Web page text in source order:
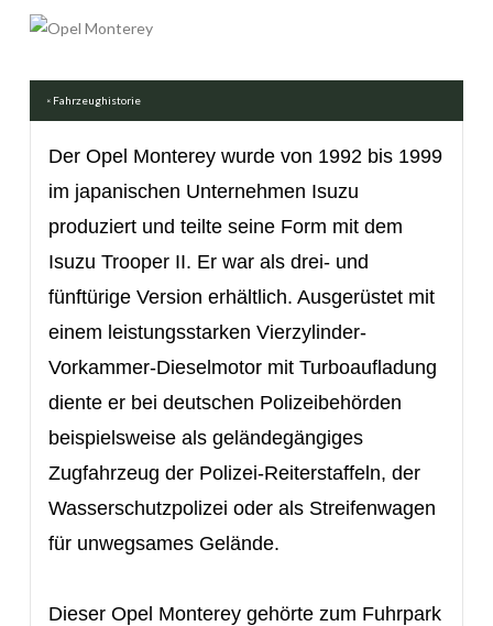
Fahrzeughistorie
Der Opel Monterey wurde von 1992 bis 1999
im japanischen Unternehmen Isuzu
produziert und teilte seine Form mit dem
Isuzu Trooper II. Er war als drei- und
fünftürige Version erhältlich. Ausgerüstet mit
einem leistungsstarken Vierzylinder-
Vorkammer-Dieselmotor mit Turboaufladung
diente er bei deutschen Polizeibehörden
beispielsweise als geländegängiges
Zugfahrzeug der Polizei-Reiterstaffeln, der
Wasserschutzpolizei oder als Streifenwagen
für unwegsames Gelände.
Dieser Opel Monterey gehörte zum Fuhrpark